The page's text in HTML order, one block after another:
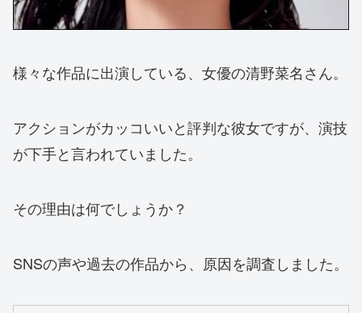
様々な作品に出演している、女優の清野菜名さん。
アクションがカッコいいと評判な彼女ですが、演技
が下手と言われていました。
その理由は何でしょうか？
SNSの声や過去の作品から、原因を調査しました。